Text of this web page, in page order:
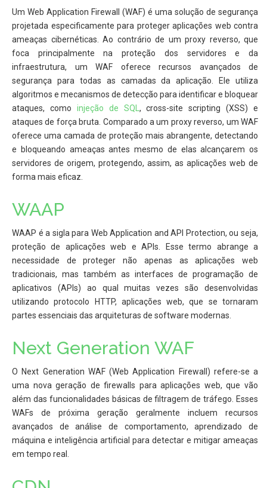
Um Web Application Firewall (WAF) é uma solução de segurança
projetada especificamente para proteger aplicações web contra
ameaças cibernéticas. Ao contrário de um proxy reverso, que
foca principalmente na proteção dos servidores e da
infraestrutura, um WAF oferece recursos avançados de
segurança para todas as camadas da aplicação. Ele utiliza
algoritmos e mecanismos de detecção para identificar e bloquear
ataques, como injeção de SQL, cross-site scripting (XSS) e
ataques de força bruta. Comparado a um proxy reverso, um WAF
oferece uma camada de proteção mais abrangente, detectando
e bloqueando ameaças antes mesmo de elas alcançarem os
servidores de origem, protegendo, assim, as aplicações web de
forma mais eficaz.
WAAP
WAAP é a sigla para Web Application and API Protection, ou seja,
proteção de aplicações web e APIs. Esse termo abrange a
necessidade de proteger não apenas as aplicações web
tradicionais, mas também as interfaces de programação de
aplicativos (APIs) ao qual muitas vezes são desenvolvidas
utilizando protocolo HTTP, aplicações web, que se tornaram
partes essenciais das arquiteturas de software modernas.
Next Generation WAF
O Next Generation WAF (Web Application Firewall) refere-se a
uma nova geração de firewalls para aplicações web, que vão
além das funcionalidades básicas de filtragem de tráfego. Esses
WAFs de próxima geração geralmente incluem recursos
avançados de análise de comportamento, aprendizado de
máquina e inteligência artificial para detectar e mitigar ameaças
em tempo real.